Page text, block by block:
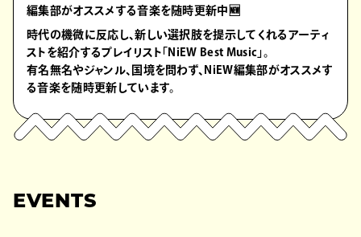
編集部がオススメする音楽を随時更新中🆕
時代の機微に反応し、新しい選択肢を提示してくれるアーティ
ストを紹介するプレイリスト「NiEW Best Music」。
有名無名やジャンル、国境を問わず、NiEW編集部がオススメす
る音楽を随時更新しています。
EVENTS